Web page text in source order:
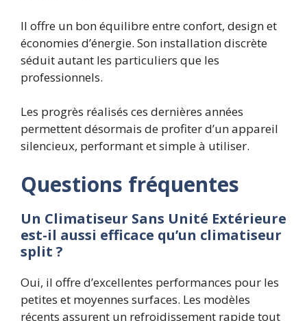
Il offre un bon équilibre entre confort, design et
économies d’énergie. Son installation discrète
séduit autant les particuliers que les
professionnels.
Les progrès réalisés ces dernières années
permettent désormais de profiter d’un appareil
silencieux, performant et simple à utiliser.
Questions fréquentes
Un Climatiseur Sans Unité Extérieure
est-il aussi efficace qu’un climatiseur
split ?
Oui, il offre d’excellentes performances pour les
petites et moyennes surfaces. Les modèles
récents assurent un refroidissement rapide tout